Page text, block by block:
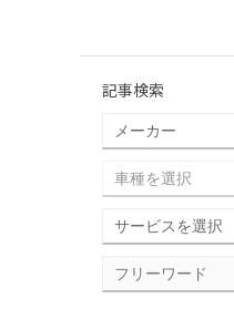
記事検索